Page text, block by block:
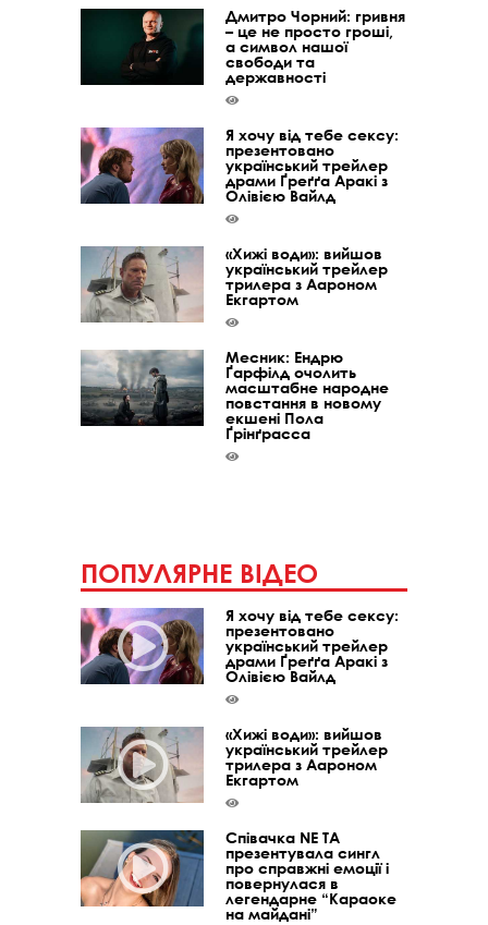
Дмитро Чорний: гривня
– це не просто гроші,
а символ нашої
свободи та
державності
Я хочу від тебе сексу:
презентовано
український трейлер
драми Ґреґґа Аракі з
Олівією Вайлд
«Хижі води»: вийшов
український трейлер
трилера з Аароном
Екгартом
Месник: Ендрю
Ґарфілд очолить
масштабне народне
повстання в новому
екшені Пола
Ґрінґрасса
ПОПУЛЯРНЕ ВІДЕО
Я хочу від тебе сексу:
презентовано
український трейлер
драми Ґреґґа Аракі з
Олівією Вайлд
«Хижі води»: вийшов
український трейлер
трилера з Аароном
Екгартом
Співачка NE TA
презентувала сингл
про справжні емоції і
повернулася в
легендарне “Караоке
на майдані”